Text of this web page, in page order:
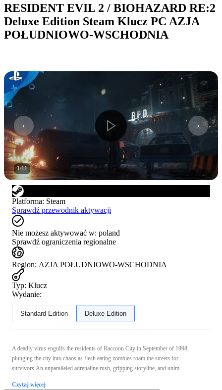
RESIDENT EVIL 2 / BIOHAZARD RE:2
Deluxe Edition Steam Klucz PC AZJA
POŁUDNIOWO-WSCHODNIA
1/11
Platforma: Steam
Sprawdź przewodnik aktywacji
Nie możesz aktywować w: poland
Sprawdź ograniczenia regionalne
Region: AZJA POŁUDNIOWO-WSCHODNIA
Typ: Klucz
Wydanie:
Standard Edition Deluxe Edition
A deadly virus engulfs the residents of Raccoon City in September of 1998,
plunging the city into chaos as flesh eating zombies roam the streets for
survivors.An unparalleled adrenaline rush, gripping storyline, and unim ...
Czytaj więcej